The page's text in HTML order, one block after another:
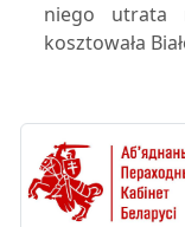
niego utrata
kosztowała